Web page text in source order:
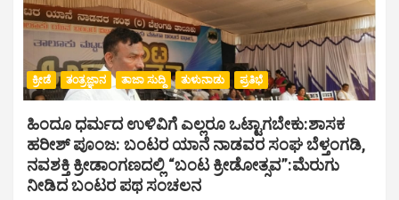
ಕ್ರೀಡೆ ತಂತ್ರಜ್ಞಾನ ತಾಜಾ ಸುದ್ದಿ ತುಳುನಾಡು ಪ್ರತಿಭೆ
ಹಿಂದೂ ಧರ್ಮದ ಉಳಿವಿಗೆ ಎಲ್ಲರೂ ಒಟ್ಟಾಗಬೇಕು:ಶಾಸಕ
ಹರೀಶ್ ಪೂಂಜ: ಬಂಟರ ಯಾನೆ ನಾಡವರ ಸಂಘ ಬೆಳ್ತಂಗಡಿ,
ನವಶಕ್ತಿ ಕ್ರೀಡಾಂಗಣದಲ್ಲಿ “ಬಂಟ ಕ್ರೀಡೋತ್ಸವ”:ಮೆರುಗು
ನೀಡಿದ ಬಂಟರ ಪಥ ಸಂಚಲನ